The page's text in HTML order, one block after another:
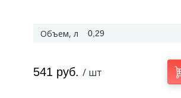
Объем, л 0,29
541 руб. / шт